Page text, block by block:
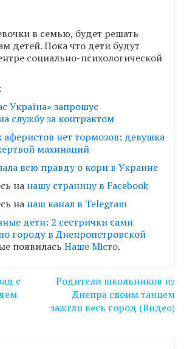
в семью, будет решать
детей. Пока что дети будут
социально-психологической
Україна» запрошує
службу за контрактом
нет тормозов: девушка
махинаций
всю правду о кори в Украине
на нашу страницу в Facebook
на наш канал в Telegram
дети: 2 сестрички сами
городу в Днепропетровской
появилась Наше Місто.
с
Родители школьников из
Днепра своим танцем
зажгли весь город (Видео)